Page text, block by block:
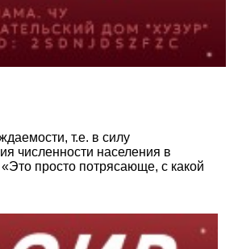
т.е. в силу
численности населения в
просто потрясающе, с какой